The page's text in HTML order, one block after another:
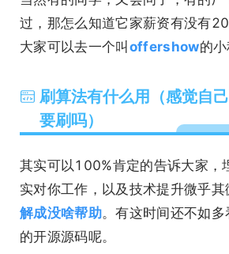
过，那怎么知道它家薪资有没有
大家可以去一个叫 offershow的小
刷算法有什么用（感觉自
要刷吗）
其实可以100%肯定的告诉大家，
实对你工作，以及技术提升微乎其
解成没啥帮助。有这时间还不如
的开源源码呢。